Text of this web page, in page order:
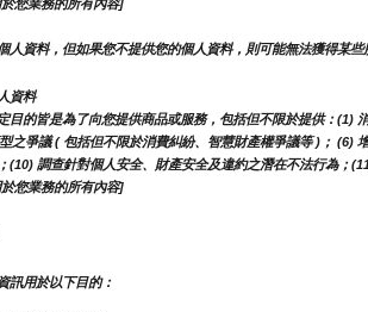
您業務的所有內容]
人資料，但如果您不提供您的個人資料，則可能無法獲得某些
資料
目的皆是為了向您提供商品或服務，包括但不限於提供：
之爭議 ( 包括但不限於消費糾紛、智慧財產權爭議等 )； (6)
(10) 調查針對個人安全、財產安全及違約之潛在不法行為；
您業務的所有內容]
訊用於以下目的：